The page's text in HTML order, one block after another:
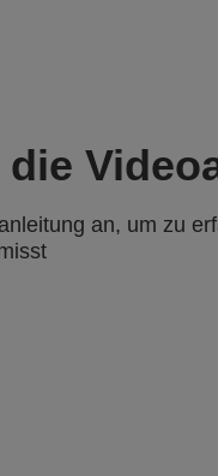
an, um zu